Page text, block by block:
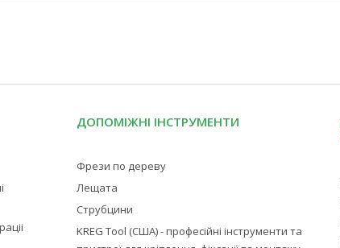
ДОПОМІЖНІ ІНСТРУМЕНТИ
Фрези по дереву
Лещата
Струбцини
KREG Tool (США) - професійні інструменти та